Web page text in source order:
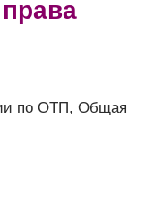
по ОТП, Общая